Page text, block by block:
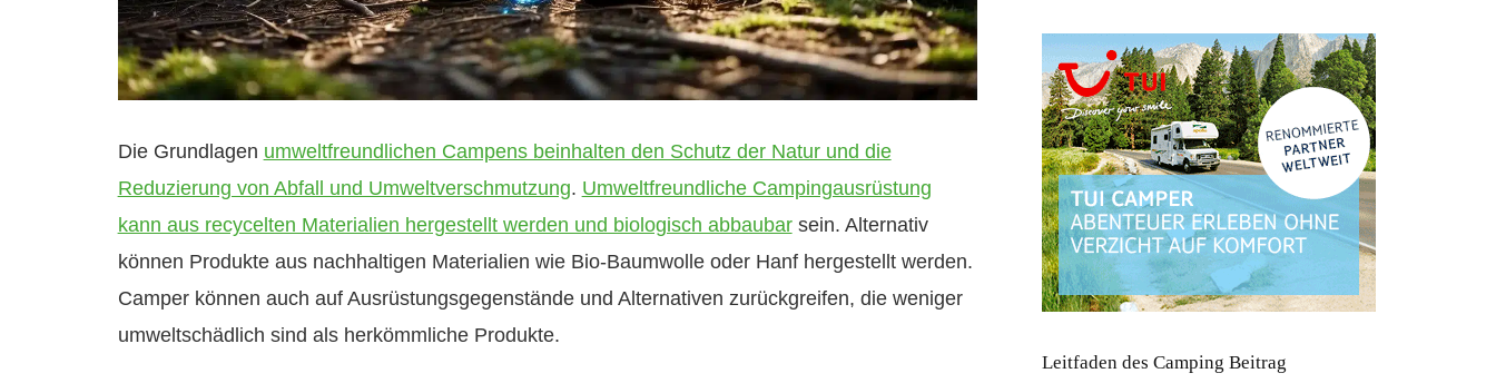
Die Grundlagen umweltfreundlichen Campens beinhalten den Schutz der Natur und die
Reduzierung von Abfall und Umweltverschmutzung. Umweltfreundliche Campingausrüstung
kann aus recycelten Materialien hergestellt werden und biologisch abbaubarsein. Alternativ
können Produkte aus nachhaltigen Materialien wie Bio-Baumwolle oder Hanf hergestellt werden.
Camper können auch auf Ausrüstungsgegenstände und Alternativen zurückgreifen, die weniger
umweltschädlich sind als herkömmliche Produkte.
Leitfaden des Camping Beitrag